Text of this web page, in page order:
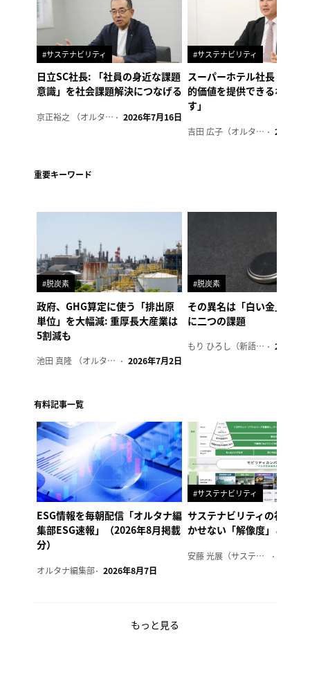
#サステナビリティ
日立SC社長: 「社員の身近な課題
意識」を社会課題解決につなげる
京正裕之 （オルタナ副編集長） 2026年7月16日
#サステナビリティ
スーパーホテル社長「地域
的価値を提供できるホテル
す」
吉田 広子（オルタナ輪番編集長） 2026年6
重要キーワード
#脱炭素
政府、GHG算定に使う「排出原
単位」を大幅減: 重厚長大産業は
5割減も
池田 真隆 （オルタナ輪番編集長） 2026年7月2日
#脱炭素
その異名は「白い金」、リ
に二つの課題
もり ひろし（新語ウォッチャー） 2023年7
有料記事一覧
ESG情報を毎朝配信「オルタナ編
集部ESG速報」（2026年8月掲載
分）
オルタナ編集部 2026年8月7日
#サステナビリティ
サステナビリティの社内浸
かせない「解像度」とは
安藤 光展（サステナビリティ・コンサルタント）
もっと見る